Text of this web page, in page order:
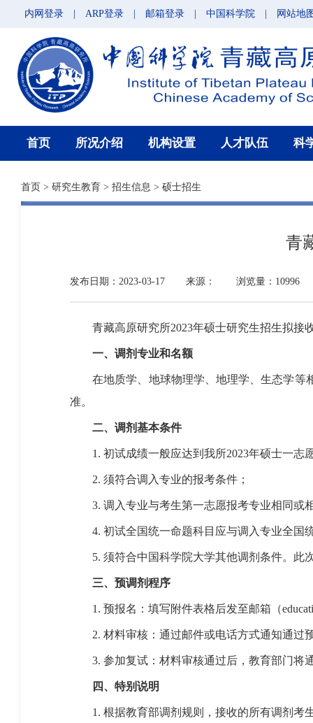
内网登录 ARP登录 邮箱登录 中国科学院 网站地
首页 所况介绍 机构设置 人才队伍 科
首页 > 研究生教育 > 招生信息 > 硕士招生
青
发布日期：2023-03-17 来源： 浏览量：10996
青藏高原研究所2023年硕士研究生招生拟接
一、调剂专业和名额
在地质学、地球物理学、地理学、生态学等
准。
二、调剂基本条件
1. 初试成绩一般应达到我所2023年硕士一志
2. 须符合调入专业的报考条件；
3. 调入专业与考生第一志愿报考专业相同或
4. 初试全国统一命题科目应与调入专业全国
5. 须符合中国科学院大学其他调剂条件。此
三、预调剂程序
1. 预报名：填写附件表格后发至邮箱（
2. 材料审核：通过邮件或电话方式通知通过
3. 参加复试：材料审核通过后，教育部门将
四、特别说明
1. 根据教育部调剂规则，接收的所有调剂考